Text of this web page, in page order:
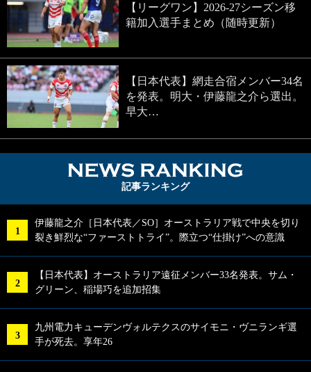
【リーグワン】2026-27シーズン移
籍加入選手まとめ（随時更新）
【日本代表】網走合宿メンバー34名
を発表。明大・伊藤龍之介ら選出。
早大…
記事ランキング
伊藤龍之介［日本代表／SO］オーストラリア戦で中央を切り
裂き鮮烈な“ファーストトライ”。際立つ“仕掛け”への意識
【日本代表】オーストラリア遠征メンバー33名発表。サム・
グリーン、稲場巧を追加招集
九州電力キューデンヴォルテクスのサイモニ・ヴニランギ選
手が死去。享年26